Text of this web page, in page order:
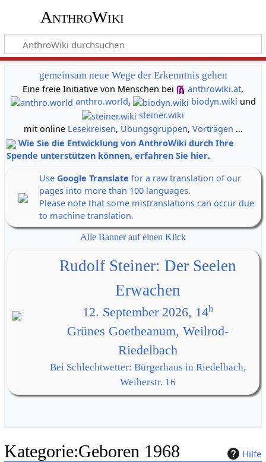
AnthroWiki
gemeinsam neue Wege der Erkenntnis gehen
Eine freie Initiative von Menschen bei
anthrowiki.at,
anthro.world, biodyn.wiki und
steiner.wiki
mit online Lesekreisen, Übungsgruppen, Vorträgen ...
Wie Sie die Entwicklung von AnthroWiki durch Ihre
Spende unterstützen können, erfahren Sie hier.
Use Google Translate for a raw translation of our
pages into more than 100 languages.
Please note that some mistranslations can occur due
to machine translation.
Alle Banner auf einen Klick
Rudolf Steiner: Der Seelen
Erwachen
12. September 2026, 14h
Grünes Goetheanum, Weilrod-
Riedelbach
Bei Schlechtwetter: Bürgerhaus in Riedelbach,
Weiherstr. 16
Hilfe
Kategorie:Geboren 1968